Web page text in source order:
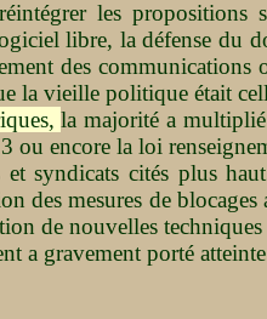
les propositions
libre, la défense du
des
la vieille politique était
la majorité a
encore la loi
syndicats cités plus
des mesures de
de nouvelles techniques
a gravement porté